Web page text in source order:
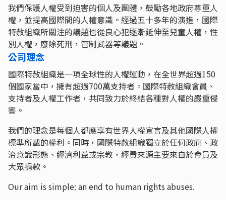
我們保護人權受到迫害的個人及團體，鼓勵各地政府尊重人
權，並提高國際間的人權意識。經過五十多年的演進，國際
特赦組織所關注的議題也從良心犯逐漸延伸至兒童人權，性
別人權，廢除死刑，管制武器等議題。
公司理念
國際特赦組織是一項全球性的人權運動，在全世界超過150
個國家當中，擁有超過700萬支持者。國際特赦組織會員、
支持者及人權工作者，共同致力於終結各種對人權的嚴重侵
害。
我們的理念是每個人都應享有世界人權宣言及其他國際人權
標準所載的權利。同時，國際特赦組織獨立於任何政府、政
治意識形態、經濟利益或宗教，經費來源主要來自於會員及
大眾捐款。
Our aim is simple: an end to human rights abuses.